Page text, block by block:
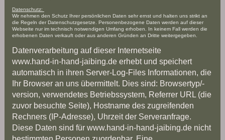
Datenschutz:
Wir nehmen den Schutz Ihrer persönlichen Daten sehr ernst und halten uns strikt an
die Regeln der Datenschutzgesetze. Personenbezogene Daten werden auf dieser
Webseite nur im technisch notwendigen Umfang erhoben. In keinem Fall werden die
erhobenen Daten verkauft oder aus anderen Gründen an Dritte weitergegeben.
Datenverarbeitung auf dieser Internetseite
www.hand-in-hand-jaibing.de erhebt und speichert
automatisch in ihren Server-Log-Files Informationen, die
Ihr Browser an uns übermittelt. Dies sind: Browsertyp/-
version, verwendetes Betriebssystem, Referrer URL (die
zuvor besuchte Seite), Hostname des zugreifenden
Rechners (IP-Adresse), Uhrzeit der Serveranfrage.
Diese Daten sind für www.hand-in-hand-jaibing.de nicht